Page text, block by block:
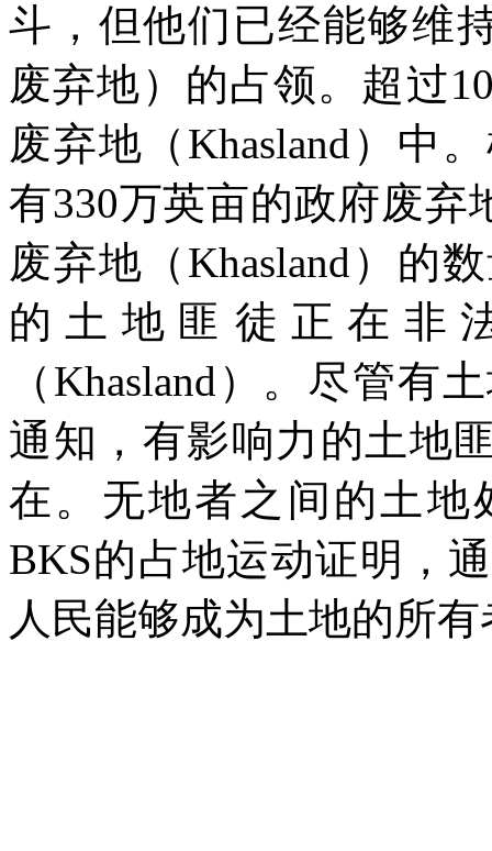
斗，但他们已经能够维
废弃地）的占领。超过
废弃地（ Khasland ）中
有330万英亩的政府废弃
废弃地（ Khasland ）的
的土地匪徒正在非
（ Khasland ）。尽管有
通知，有影响力的土地
在。无地者之间的土
BKS的占地运动证明，
人民能够成为土地的所有